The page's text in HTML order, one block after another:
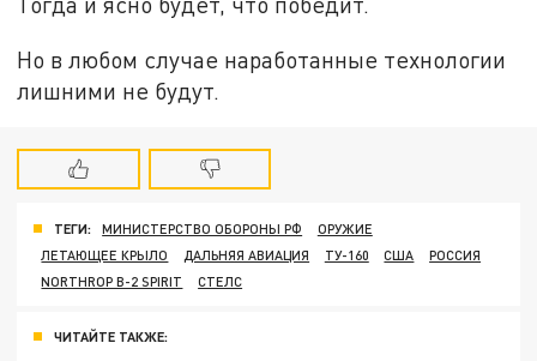
Но в любом случае наработанные технологии
лишними не будут.
ТЕГИ: МИНИСТЕРСТВО ОБОРОНЫ РФ
ОРУЖИЕ
ЛЕТАЮЩЕЕ КРЫЛО
ДАЛЬНЯЯ АВИАЦИЯ ТУ-160 США
РОССИЯ
NORTHROP B-2 SPIRIT
СТЕЛС
ЧИТАЙТЕ ТАКЖЕ: